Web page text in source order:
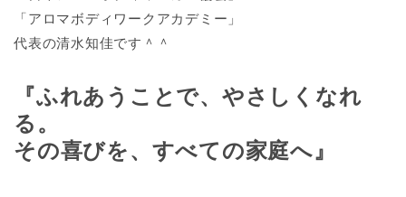
「アロマボディワークアカデミー」
代表の清水知佳です＾＾
『ふれあうことで、やさしくなれ
る。
その喜びを、すべての家庭へ』